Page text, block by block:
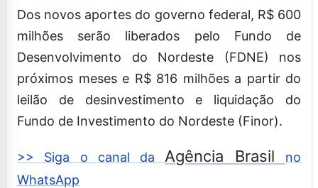
Dos novos aportes do governo federal, R$ 600
milhões serão liberados pelo Fundo de
Desenvolvimento do Nordeste (FDNE) nos
próximos meses e R$ 816 milhões a partir do
leilão de desinvestimento e liquidação do
Fundo de Investimento do Nordeste (Finor).
>> Siga o canal da Agência Brasil
no
WhatsApp